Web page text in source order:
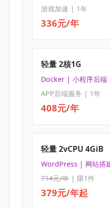
游戏加速 | 1年
336元/年
轻量 2核1G
Docker | 小程序后端
APP后端服务 | 1年
408元/年
轻量 2vCPU 4GiB
WordPress | 网站搭
714元/年| 限1件
379元/年起